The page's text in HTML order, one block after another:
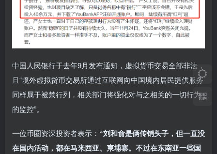
中国人民银行于去年9月发布通知，虚拟货币交易全部非法，
且“境外虚拟货币交易所通过互联网向中国境内居民提供服务
同样属于被禁行列，相关部门将强化对与之相关的一切行为
的监控”。
一位币圈资深投资者表示： “刘和俞是俩传销头子，但一直没
在国内活动，都在马来西亚、柬埔寨。不过在东南亚一些国